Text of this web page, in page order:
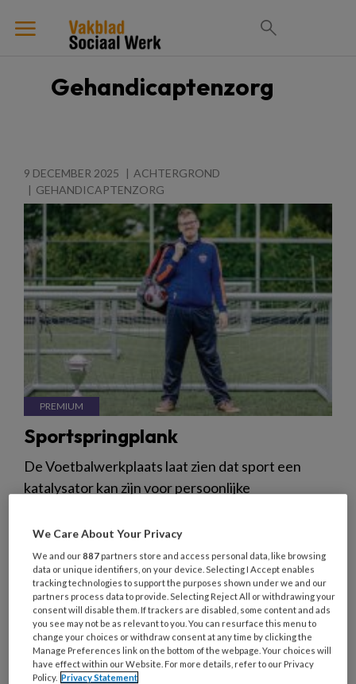
Gehandicaptenzorg
9 DECEMBER 2025
ACHTERGROND
GEHANDICAPTENZORG
Sportspringplank
De Voetbalwerkplaats laat zien dat sport een
katalysator kan zijn voor persoonlijke
verstandelijke beperking. Dus: benut bestaande
dagbestedingen hiervoor of ontwikkel ze zelf.
9 DECEMBER 2025
INTERVIEW
ERVARINGSDESKUNDIGHEID
We Care About Your Privacy
We and our887 partners store and access personal data, like browsing
data or unique identifiers, on your device. Selecting I Accept enables
tracking technologies to support the purposes shown under we and our
partners process data to provide. Selecting Reject All or withdrawing your
consent will disable them. If trackers are disabled, some content and ads
you see may not be as relevant to you. You can resurface this menu to
change your choices or withdraw consent at any time by clicking the
Manage Preferences link on the bottom of the webpage. Your choices will
have effect within our Website. For more details, refer to our Privacy
Policy. Privacy Statement